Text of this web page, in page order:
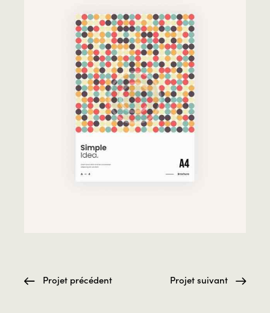
Projet précédent Projet suivant